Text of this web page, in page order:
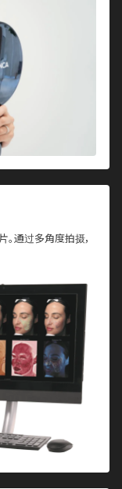
通过多角度拍摄，